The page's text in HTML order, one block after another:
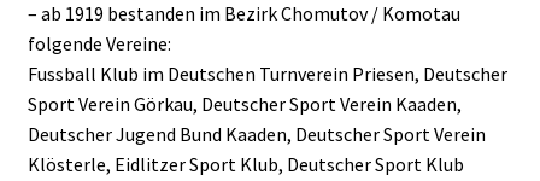
– ab 1919 bestanden im Bezirk Chomutov / Komotau
folgende Vereine:
Fussball Klub im Deutschen Turnverein Priesen, Deutscher
Sport Verein Görkau, Deutscher Sport Verein Kaaden,
Deutscher Jugend Bund Kaaden, Deutscher Sport Verein
Klösterle, Eidlitzer Sport Klub, Deutscher Sport Klub